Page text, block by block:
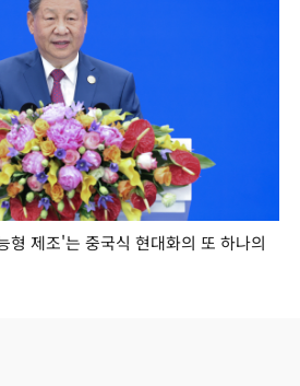
형 제조'는 중국식 현대화의 또 하나의